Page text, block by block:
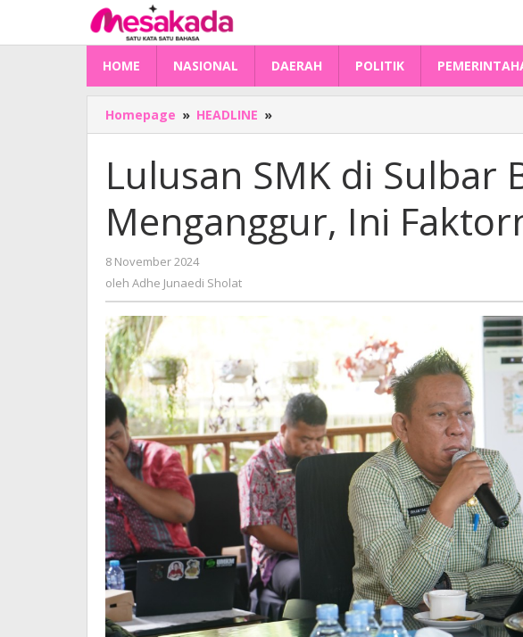
konten
HOME NASIONAL DAERAH POLITIK
Homepage » HEADLINE »
SMK
Sulbar
Banyak
Menganggur,
Ini
Faktornya!
Lulusan SMK di Sulbar
Menganggur, Ini
8 November 2024
Adhe
oleh Adhe Junaedi Sholat